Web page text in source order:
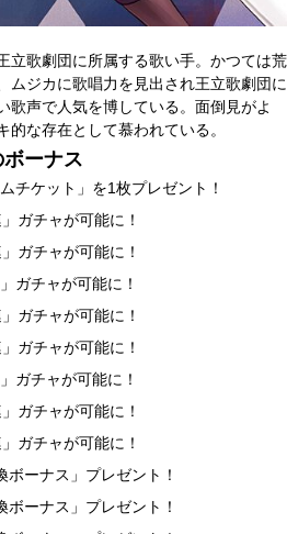
歌劇団に所属する歌い手。かつては荒
ムジカに歌唱力を見出され王立歌劇団に
歌声で人気を博している。面倒見がよ
的な存在として慕われている。
ーナス
チケット」を1枚プレゼント！
ガチャが可能に！
ガチャが可能に！
ガチャが可能に！
ガチャが可能に！
ガチャが可能に！
ガチャが可能に！
ガチャが可能に！
ガチャが可能に！
ーナス」プレゼント！
ーナス」プレゼント！